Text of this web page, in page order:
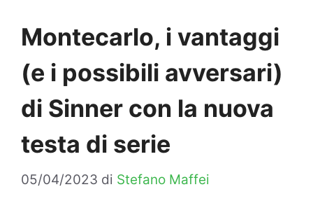
Montecarlo, i vantaggi
(e i possibili avversari)
di Sinner con la nuova
testa di serie
05/04/2023 di Stefano Maffei